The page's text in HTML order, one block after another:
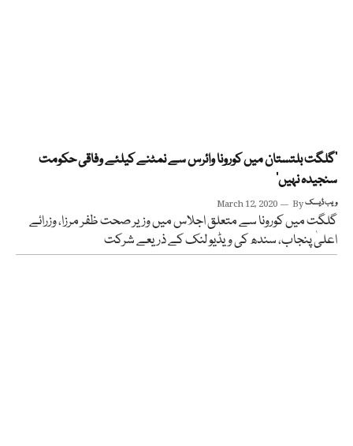
’گلگت بلتستان میں کورونا وائرس سے نمٹنے کیلئے وفاقی حکومت
سنجیدہ نہیں‘
March 12, 2020 Byویب ڈیسک
گلگت میں کورونا سے متعلق اجلاس میں وزیر صحت ظفر مرزا، وزرائے
اعلیٰ پنجاب، سندھ کی ویڈیو لنک کے ذریعے شرکت